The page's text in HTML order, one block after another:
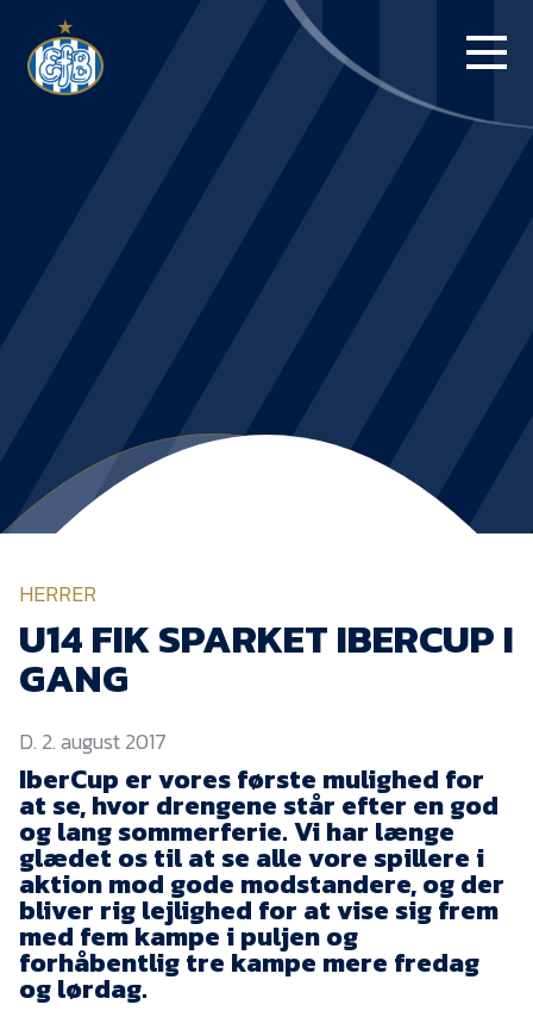
BLUE WATER
NYHEDER
EfB Akademi
Sydvestjysk Fodbold
Samarbejde
Partnere
Blue Water Arena
Aktionærinformation
Kontakt
HERRER
U14 FIK SPARKET IBERCUP I
GANG
D. 2. august 2017
IberCup er vores første mulighed for
at se, hvor drengene står efter en god
og lang sommerferie. Vi har længe
glædet os til at se alle vore spillere i
aktion mod gode modstandere, og der
bliver rig lejlighed for at vise sig frem
med fem kampe i puljen og
forhåbentlig tre kampe mere fredag
og lørdag.